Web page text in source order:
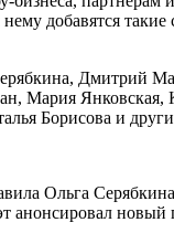
добавятся
Мария
Борисова и
Ольга
новый